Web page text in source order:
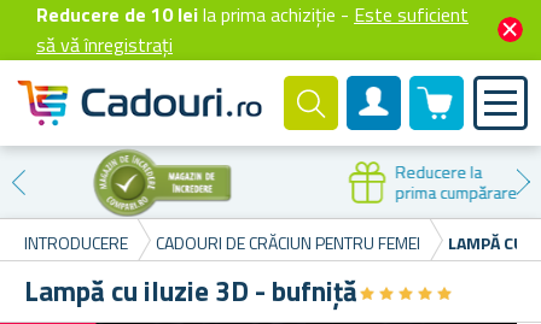
Reducere de 10 leila prima achiziție - Este suficient
să vă înregistrați
Cont client
0 produselor
Reducere la
prima cumpărare
INTRODUCERE CADOURI DE CRĂCIUN PENTRU FEMEI LAMPĂ CU
Lampă cu iluzie 3D - bufniță★★★★★
★★★★★